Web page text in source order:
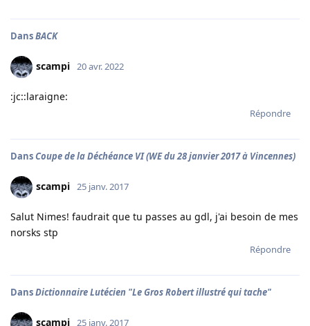
DansBACK
scampi 20 avr. 2022
:jc::laraigne:
Répondre
DansCoupe de la Déchéance VI (WE du 28 janvier 2017 à Vincennes)
scampi 25 janv. 2017
Salut Nimes! faudrait que tu passes au gdl, j'ai besoin de mes
norsks stp
Répondre
DansDictionnaire Lutécien "Le Gros Robert illustré qui tache"
scampi 25 janv. 2017